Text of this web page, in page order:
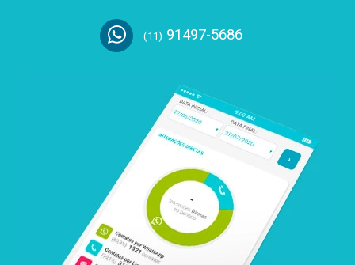
(11) 91497-5686
-